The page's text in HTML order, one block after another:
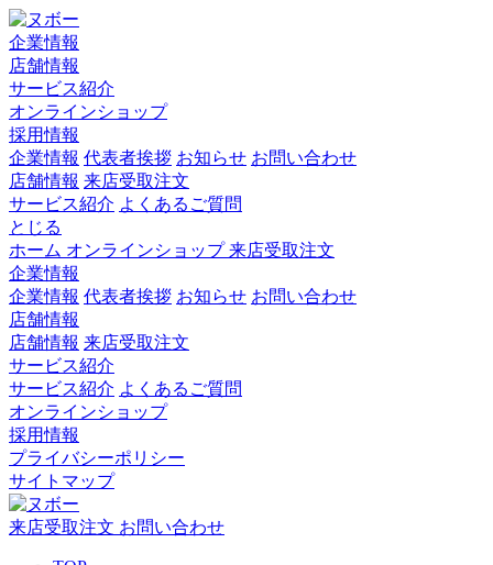
企業情報
店舗情報
サービス紹介
オンラインショップ
採用情報
企業情報 代表者挨拶 お知らせ お問い合わせ
店舗情報 来店受取注文
サービス紹介 よくあるご質問
とじる
ホーム オンラインショップ来店受取注文
企業情報
企業情報 代表者挨拶 お知らせ お問い合わせ
店舗情報
店舗情報 来店受取注文
サービス紹介
サービス紹介 よくあるご質問
オンラインショップ
採用情報
プライバシーポリシー
サイトマップ
来店受取注文 お問い合わせ